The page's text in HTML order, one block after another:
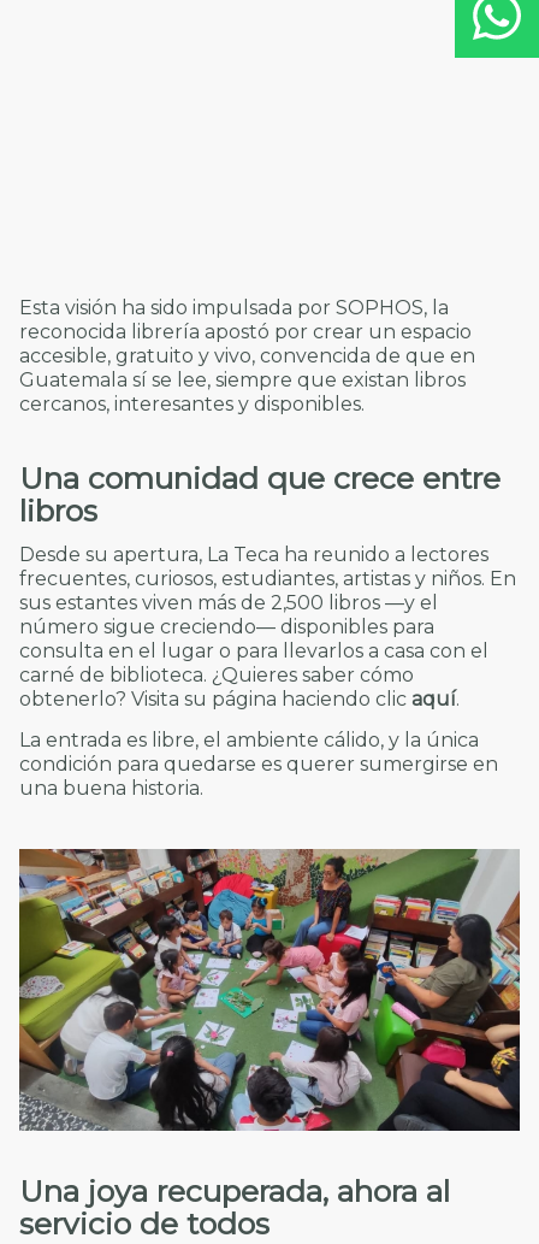
Esta visión ha sido impulsada por SOPHOS, la
reconocida librería apostó por crear un espacio
accesible, gratuito y vivo, convencida de que en
Guatemala sí se lee, siempre que existan libros
cercanos, interesantes y disponibles.
Una comunidad que crece entre
libros
Desde su apertura, La Teca ha reunido a lectores
frecuentes, curiosos, estudiantes, artistas y niños. En
sus estantes viven más de 2,500 libros —y el
número sigue creciendo— disponibles para
consulta en el lugar o para llevarlos a casa con el
carné de biblioteca. ¿Quieres saber cómo
obtenerlo? Visita su página haciendo clic aquí.
La entrada es libre, el ambiente cálido, y la única
condición para quedarse es querer sumergirse en
una buena historia.
Una joya recuperada, ahora al
servicio de todos